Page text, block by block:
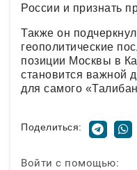
России и признать
Также он
геополитические
позиции Москвы в
становится важной
для самого
Поделиться:
Войти с помощью: